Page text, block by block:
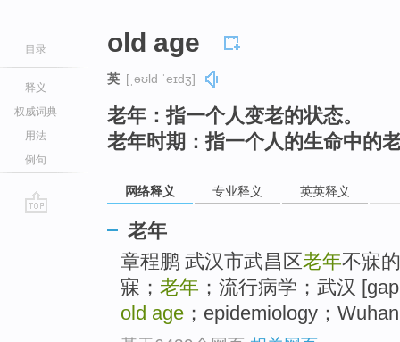
目录
释义
权威词典
用法
例句
old age
英 [ˌəʊld ˈeɪdʒ]
老年：指一个人变老的状态。
老年时期：指一个人的生命中的
网络释义 专业释义 英英释义
老年
章程鹏 武汉市武昌区老年不寐
寐； 老年 ；流行病学；武汉
old age ；epidemiology；Wuhan